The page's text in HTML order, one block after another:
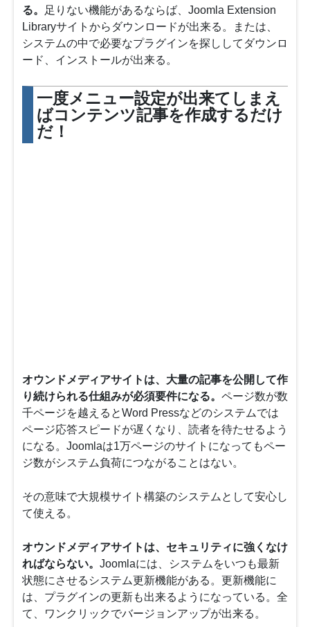
る。
足りない機能があるならば、Joomla Extension
Libraryサイトからダウンロードが出来る。または、
システムの中で必要なプラグインを探ししてダウンロ
ード、インストールが出来る。
一度メニュー設定が出来てしまえ
ばコンテンツ記事を作成するだけ
だ！
オウンドメディアサイトは、大量の記事を公開して作
り続けられる仕組みが必須要件になる。 ページ数が数
千ページを越えるとWord Pressなどのシステムでは
ページ応答スピードが遅くなり、読者を待たせるよう
になる。Joomlaは1万ページのサイトになってもペー
ジ数がシステム負荷につながることはない。
その意味で大規模サイト構築のシステムとして安心し
て使える。
オウンドメディアサイトは、セキュリティに強くなけ
ればならない。 Joomlaには、システムをいつも最新
状態にさせるシステム更新機能がある。更新機能に
は、プラグインの更新も出来るようになっている。全
て、ワンクリックでバージョンアップが出来る。